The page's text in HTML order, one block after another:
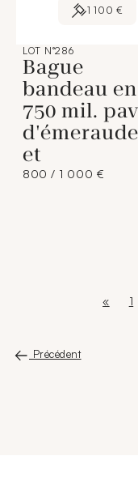
1 100 €
LOT N°286
Bague
bandeau
750 mil.
et
800 / 1 000 €
Précédent
« 1